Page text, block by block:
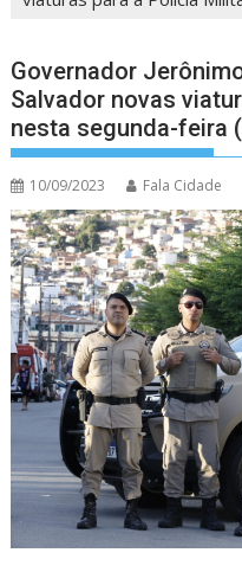
Governador
Salvador novas
nesta segunda-feira
10/09/2023 Fala Cidade